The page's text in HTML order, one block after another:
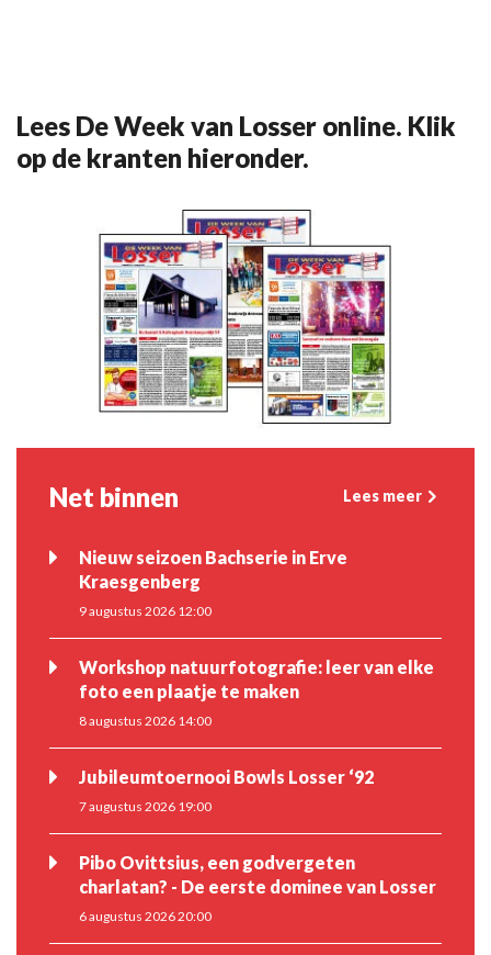
Lees De Week van Losser online. Klik
op de kranten hieronder.
Net binnen Lees meer
Nieuw seizoen Bachserie in Erve
Kraesgenberg
9 augustus 2026 12:00
Workshop natuurfotografie: leer van elke
foto een plaatje te maken
8 augustus 2026 14:00
Jubileumtoernooi Bowls Losser ‘92
7 augustus 2026 19:00
Pibo Ovittsius, een godvergeten
charlatan? - De eerste dominee van Losser
6 augustus 2026 20:00